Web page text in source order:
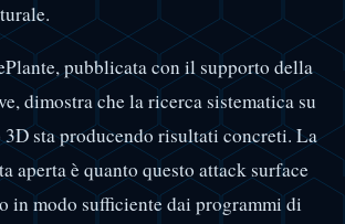
pubblicata con il supporto della
dimostra che la ricerca sistematica su
sta producendo risultati concreti. La
aperta è quanto questo attack surface
in modo sufficiente dai programmi di